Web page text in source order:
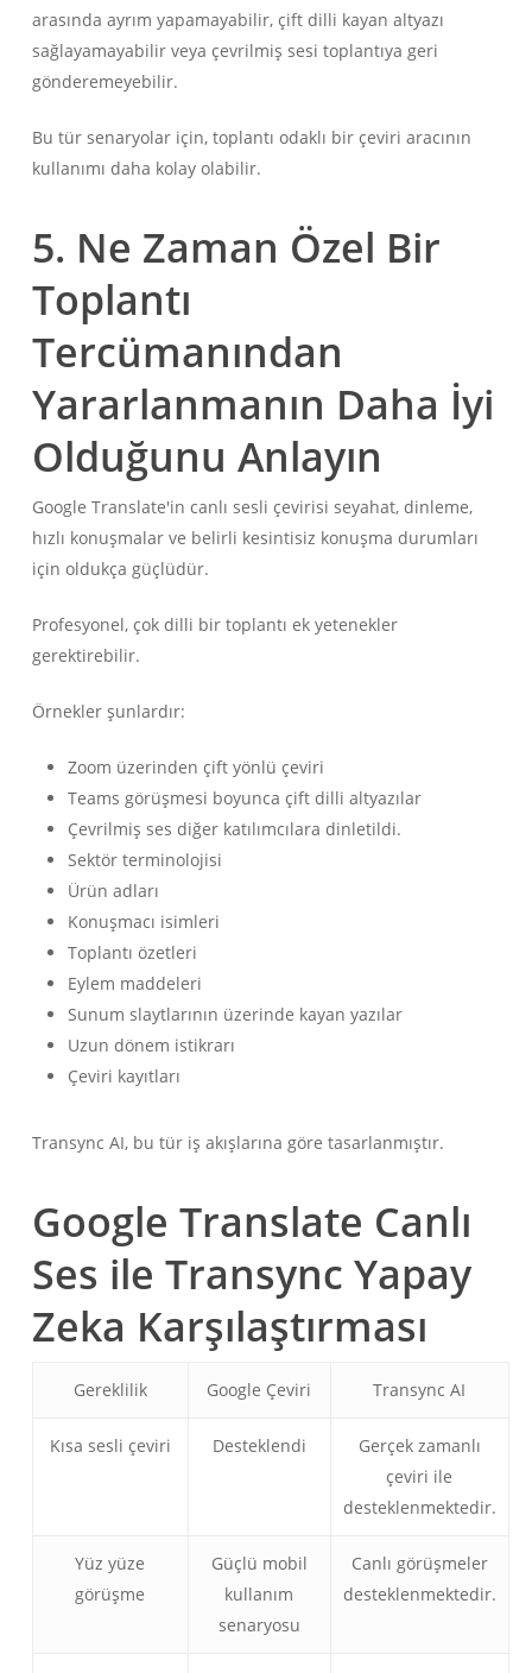
arasında ayrım yapamayabilir, çift dilli kayan altyazı
sağlayamayabilir veya çevrilmiş sesi toplantıya geri
gönderemeyebilir.
Bu tür senaryolar için, toplantı odaklı bir çeviri aracının
kullanımı daha kolay olabilir.
5. Ne Zaman Özel Bir
Toplantı
Tercümanından
Yararlanmanın Daha İyi
Olduğunu Anlayın
Google Translate'in canlı sesli çevirisi seyahat, dinleme,
hızlı konuşmalar ve belirli kesintisiz konuşma durumları
için oldukça güçlüdür.
Profesyonel, çok dilli bir toplantı ek yetenekler
gerektirebilir.
Örnekler şunlardır:
Zoom üzerinden çift yönlü çeviri
Teams görüşmesi boyunca çift dilli altyazılar
Çevrilmiş ses diğer katılımcılara dinletildi.
Sektör terminolojisi
Ürün adları
Konuşmacı isimleri
Toplantı özetleri
Eylem maddeleri
Sunum slaytlarının üzerinde kayan yazılar
Uzun dönem istikrarı
Çeviri kayıtları
Transync AI, bu tür iş akışlarına göre tasarlanmıştır.
Google Translate Canlı
Ses ile Transync Yapay
Zeka Karşılaştırması
Gereklilik Google Çeviri Transync AI
Kısa sesli çeviri Desteklendi
Gerçek zamanlı
çeviri ile
desteklenmektedir.
Yüz yüze
görüşme
Güçlü mobil
kullanım
senaryosu
Canlı görüşmeler
desteklenmektedir.